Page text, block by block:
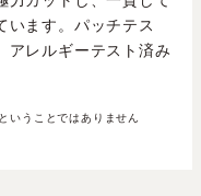
います。パッチテス
アレルギーテスト済み
いうことではありません